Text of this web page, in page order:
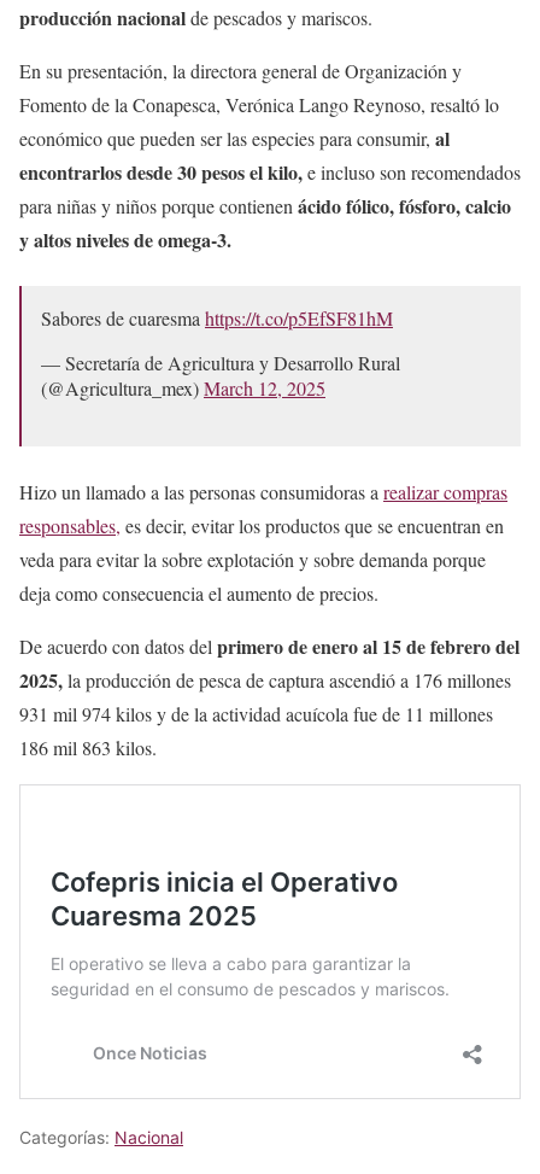
producción nacionalde pescados y mariscos.
En su presentación, la directora general de Organización y
Fomento de la Conapesca, Verónica Lango Reynoso, resaltó lo
económico que pueden ser las especies para consumir, al
encontrarlos desde 30 pesos el kilo,e incluso son recomendados
para niñas y niños porque contienen ácido fólico, fósforo, calcio
y altos niveles de omega-3.
Sabores de cuaresma https://t.co/p5EfSF81hM
— Secretaría de Agricultura y Desarrollo Rural
(@Agricultura_mex)March 12, 2025
Hizo un llamado a las personas consumidoras a realizar compras
responsables, es decir, evitar los productos que se encuentran en
veda para evitar la sobre explotación y sobre demanda porque
deja como consecuencia el aumento de precios.
De acuerdo con datos del primero de enero al 15 de febrero del
2025,la producción de pesca de captura ascendió a 176 millones
931 mil 974 kilos y de la actividad acuícola fue de 11 millones
186 mil 863 kilos.
Categorías: Nacional